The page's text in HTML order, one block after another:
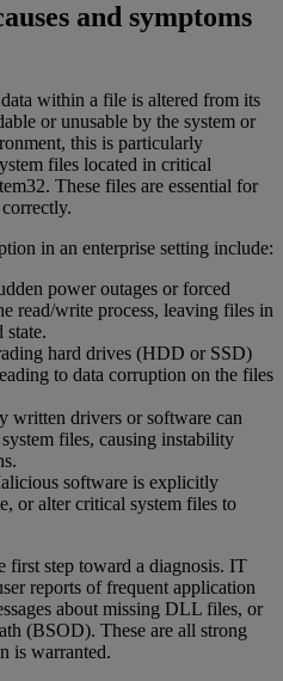
and symptoms
within a file is altered from its
or unusable by the system or
this is particularly
files located in critical
These files are essential for
in an enterprise setting include:
power outages or forced
read/write process, leaving files in
state.
hard drives (HDD or SSD)
to data corruption on the files
written drivers or software can
files, causing instability
software is explicitly
or alter critical system files to
first step toward a diagnosis. IT
reports of frequent application
about missing DLL files, or
(BSOD). These are all strong
is warranted.